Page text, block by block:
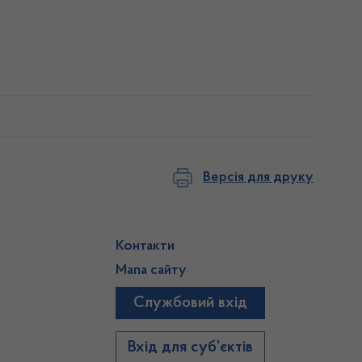
Версія для друку
Контакти
Мапа сайту
Службовий вхід
Вхід для суб’єктів